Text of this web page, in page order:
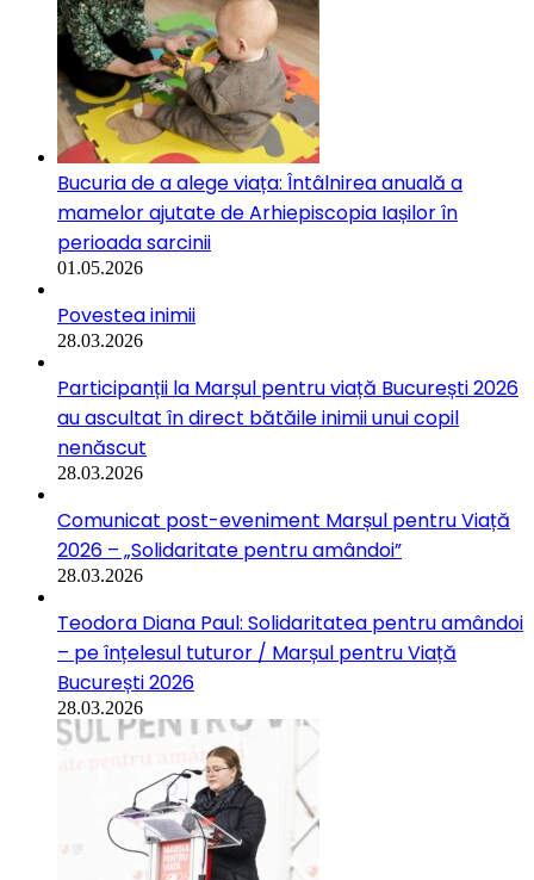
Bucuria de a alege viața: Întâlnirea anuală a
mamelor ajutate de Arhiepiscopia Iașilor în
perioada sarcinii
01.05.2026
Povestea inimii
28.03.2026
Participanții la Marșul pentru viață București 2026
au ascultat în direct bătăile inimii unui copil
nenăscut
28.03.2026
Comunicat post-eveniment Marșul pentru Viață
2026 – „Solidaritate pentru amândoi”
28.03.2026
Teodora Diana Paul: Solidaritatea pentru amândoi
– pe înțelesul tuturor / Marșul pentru Viață
București 2026
28.03.2026